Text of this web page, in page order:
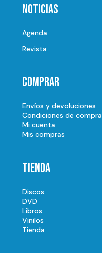
Noticias
Agenda
Revista
Comprar
Envíos y devoluciones
Condiciones de compra
Mi cuenta
Mis compras
Tienda
Discos
DVD
Libros
Vinilos
Tienda